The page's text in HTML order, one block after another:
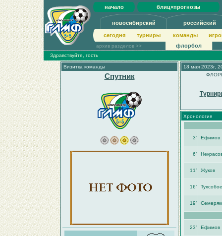
начало блиц×прогнозы
новосибирский российский
сегодня турниры команды
архив разделов >> флорбол
Здравствуйте, гость
Визитка команды
Спутник
18 мая 2023г,
Хронология
3′ Ефимов
6′
11′ Жуков
16′
19′
23′ Ефимов